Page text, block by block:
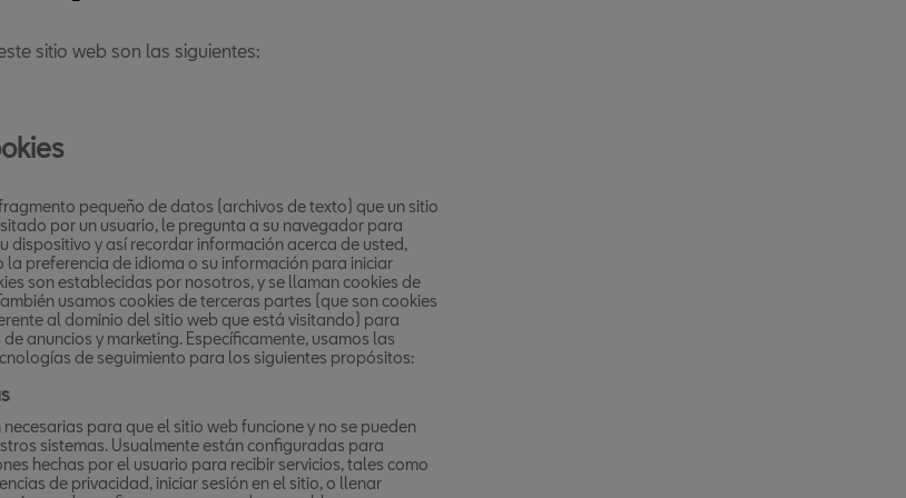
sitio web son las siguientes:
pequeño de datos (archivos de texto) que un sitio
por un usuario, le pregunta a su navegador para
dispositivo y así recordar información acerca de usted,
la preferencia de idioma o su información para iniciar
son establecidas por nosotros, y se llaman cookies de
usamos cookies de terceras partes (que son cookies
al dominio del sitio web que está visitando) para
anuncios y marketing. Específicamente, usamos las
de seguimiento para los siguientes propósitos:
necesarias para que el sitio web funcione y no se pueden
sistemas. Usualmente están configuradas para
hechas por el usuario para recibir servicios, tales como
de privacidad, iniciar sesión en el sitio, o llenar